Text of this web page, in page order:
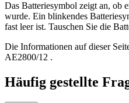
Das Batteriesymbol zeigt an, ob
wurde. Ein blinkendes
fast leer ist. Tauschen Sie die
Die Informationen auf dieser
AE2800/12 .
Häufig gestellte